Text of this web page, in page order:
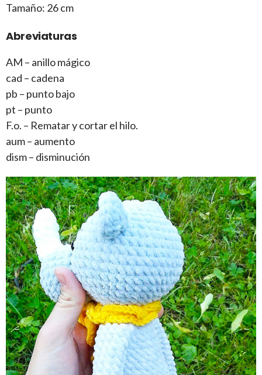
Tamaño: 26 cm
Abreviaturas
AM – anillo mágico
cad – cadena
pb – punto bajo
pt – punto
F.o. – Rematar y cortar el hilo.
aum – aumento
dism – disminución